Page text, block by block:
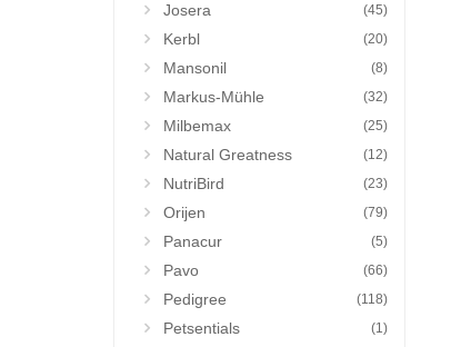
Josera (45)
Kerbl (20)
Mansonil (8)
Markus-Mühle (32)
Milbemax (25)
Natural Greatness (12)
NutriBird (23)
Orijen (79)
Panacur (5)
Pavo (66)
Pedigree (118)
Petsentials (1)